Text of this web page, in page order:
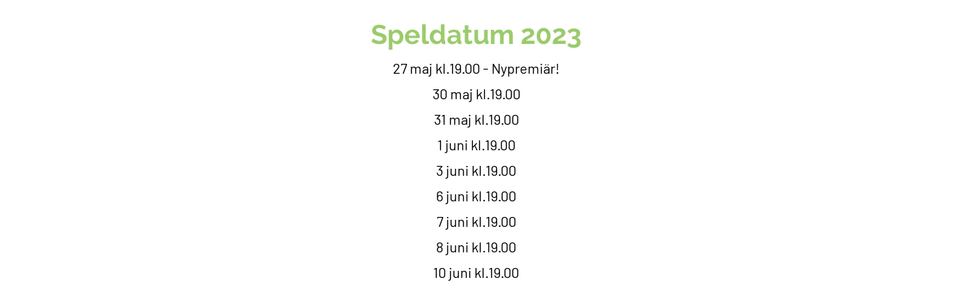
Speldatum 2023
27 maj kl.19.00 - Nypremiär!
30 maj kl.19.00
31 maj kl.19.00
1 juni kl.19.00
3 juni kl.19.00
6 juni kl.19.00
7 juni kl.19.00
8 juni kl.19.00
10 juni kl.19.00